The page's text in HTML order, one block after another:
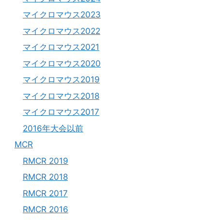
マイクロマウス2023
マイクロマウス2022
マイクロマウス2021
マイクロマウス2020
マイクロマウス2019
マイクロマウス2018
マイクロマウス2017
2016年大会以前
MCR
RMCR 2019
RMCR 2018
RMCR 2017
RMCR 2016